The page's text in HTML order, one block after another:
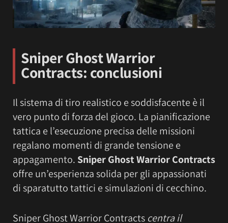
Sniper Ghost Warrior
Contracts: conclusioni
Il sistema di tiro realistico e soddisfacente è il
vero punto di forza del gioco. La pianificazione
tattica e l’esecuzione precisa delle missioni
regalano momenti di grande tensione e
appagamento. Sniper Ghost Warrior Contracts
offre un’esperienza solida per gli appassionati
di sparatutto tattici e simulazioni di cecchino.
Sniper Ghost Warrior Contracts centra il